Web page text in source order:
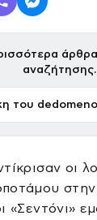
αναζήτησης.
του
οι
«Σεντόνι»